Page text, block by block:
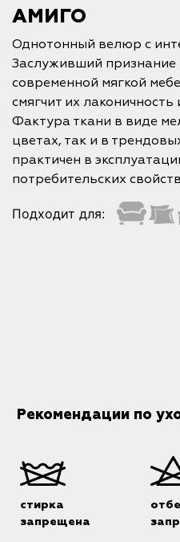
АМИГО
Однотонный велюр с
Заслуживший признание
современной мягкой
смягчит их лаконичность
Фактура ткани в виде
цветах, так и в
практичен в
потребительских
Подходит для:
Рекомендации по
стирка
запрещена